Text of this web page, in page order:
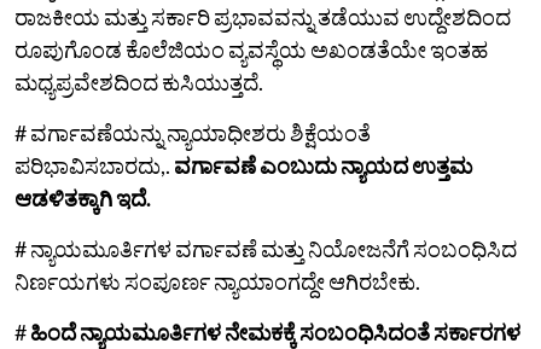
ರಾಜಕೀಯ ಮತ್ತು ಸರ್ಕಾರಿ ಪ್ರಭಾವವನ್ನು ತಡೆಯುವ ಉದ್ದೇಶದಿಂದ
ರೂಪುಗೊಂಡ ಕೊಲೆಜಿಯಂ ವ್ಯವಸ್ಥೆಯ ಅಖಂಡತೆಯೇ ಇಂತಹ
ಮಧ್ಯಪ್ರವೇಶದಿಂದ ಕುಸಿಯುತ್ತದೆ.
# ವರ್ಗಾವಣೆಯನ್ನು ನ್ಯಾಯಾಧೀಶರು ಶಿಕ್ಷೆಯಂತೆ
ಪರಿಭಾವಿಸಬಾರದು,. ವರ್ಗಾವಣೆ ಎಂಬುದು ನ್ಯಾಯದ ಉತ್ತಮ
ಆಡಳಿತಕ್ಕಾಗಿ ಇದೆ.
# ನ್ಯಾಯಮೂರ್ತಿಗಳ ವರ್ಗಾವಣೆ ಮತ್ತು ನಿಯೋಜನೆಗೆ ಸಂಬಂಧಿಸಿದ
ನಿರ್ಣಯಗಳು ಸಂಪೂರ್ಣ ನ್ಯಾಯಾಂಗದ್ದೇ ಆಗಿರಬೇಕು.
#ಹಿಂದೆ ನ್ಯಾಯಮೂರ್ತಿಗಳ ನೇಮಕಕ್ಕೆ ಸಂಬಂಧಿಸಿದಂತೆ ಸರ್ಕಾರಗಳ